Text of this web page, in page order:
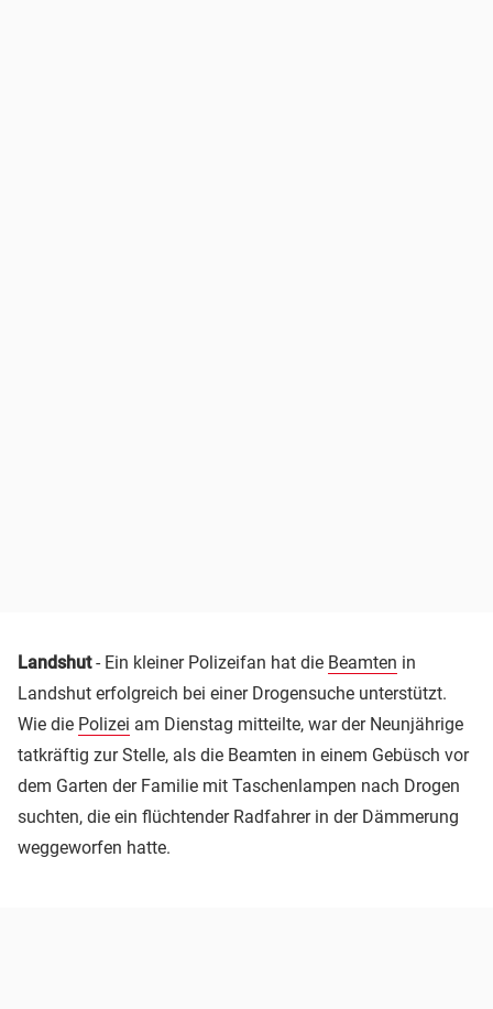
Landshut- Ein kleiner Polizeifan hat die Beamten in
Landshut erfolgreich bei einer Drogensuche unterstützt.
Wie die Polizei am Dienstag mitteilte, war der Neunjährige
tatkräftig zur Stelle, als die Beamten in einem Gebüsch vor
dem Garten der Familie mit Taschenlampen nach Drogen
suchten, die ein flüchtender Radfahrer in der Dämmerung
weggeworfen hatte.